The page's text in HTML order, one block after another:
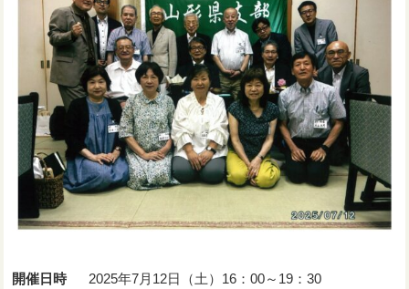
開催日時 2025年7月12日（土）16：00～19：30